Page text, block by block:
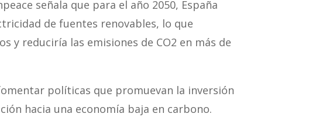
señala que para el año 2050, España
de fuentes renovables, lo que
y reduciría las emisiones de CO2 en más de
políticas que promuevan la inversión
hacia una economía baja en carbono.